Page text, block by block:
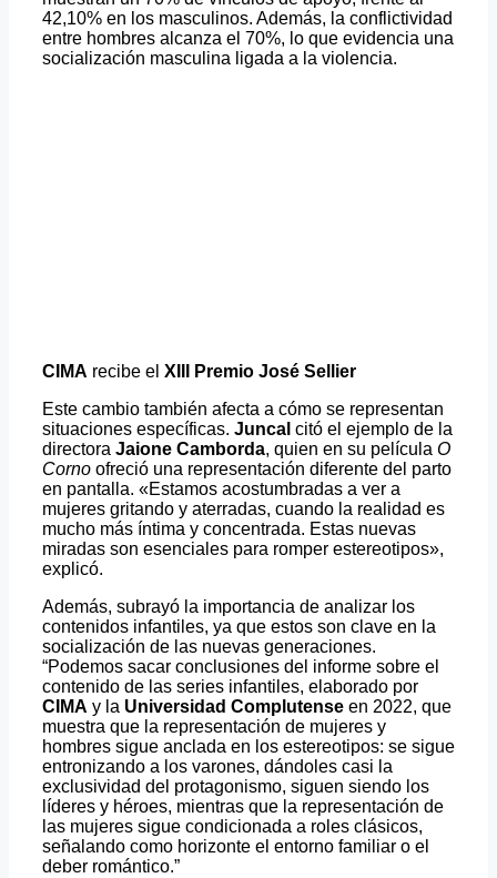
42,10% en los masculinos. Además, la conflictividad
entre hombres alcanza el 70%, lo que evidencia una
socialización masculina ligada a la violencia.
CIMA recibe el XIII Premio José Sellier
Este cambio también afecta a cómo se representan
situaciones específicas. Juncal citó el ejemplo de la
directora Jaione Camborda, quien en su película O
Corno ofreció una representación diferente del parto
en pantalla. «Estamos acostumbradas a ver a
mujeres gritando y aterradas, cuando la realidad es
mucho más íntima y concentrada. Estas nuevas
miradas son esenciales para romper estereotipos»,
explicó.
Además, subrayó la importancia de analizar los
contenidos infantiles, ya que estos son clave en la
socialización de las nuevas generaciones.
“Podemos sacar conclusiones del informe sobre el
contenido de las series infantiles, elaborado por
CIMA y la Universidad Complutense en 2022, que
muestra que la representación de mujeres y
hombres sigue anclada en los estereotipos: se sigue
entronizando a los varones, dándoles casi la
exclusividad del protagonismo, siguen siendo los
líderes y héroes, mientras que la representación de
las mujeres sigue condicionada a roles clásicos,
señalando como horizonte el entorno familiar o el
deber romántico.”